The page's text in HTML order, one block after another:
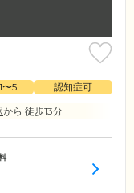
〜5
認知症可
から 徒歩13分